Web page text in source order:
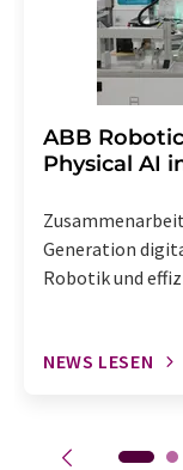
​​​​​​​ABB
Physical AI
Generation
Robotik und
NEWS LESEN